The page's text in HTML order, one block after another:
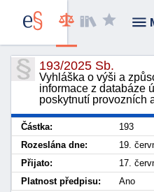
193/2025 Sb.
Vyhláška o výši a
informace z databáze
poskytnutí provozních
Částka: 193
Rozeslána dne:
19.
Přijato:
17.
Platnost předpisu:
Ano